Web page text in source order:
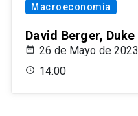
Macroeconomía
David Berger, Duke
26 de Mayo de 2023
14:00